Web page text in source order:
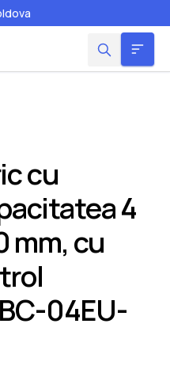
cu
4
mm, cu
04EU-